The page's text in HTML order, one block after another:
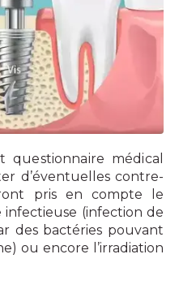
questionnaire médical
d’éventuelles contre-
pris en compte le
infectieuse (infection de
des bactéries pouvant
ou encore l’irradiation